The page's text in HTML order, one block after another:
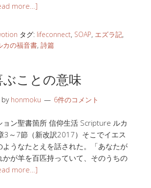
more…]
タグ: lifeconnect, SOAP, エズラ記,
カの福音書, 詩篇
ことの意味
by honmoku 6件のコメント
ョン聖書箇所 信仰生活 Scripture ルカ
～7節（新改訳2017）そこでイエス
ようなたとえを話された。「あなたが
かが羊を百匹持っていて、そのうちの
more…]